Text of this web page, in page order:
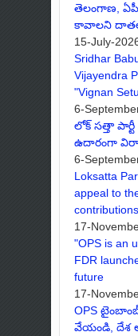
తెలంగాణ,
కావాలని
15-July-
Sridhar
Vijayendra
"Vignan
6-
లోక్ సత్తా
ఉదారంగా
6-
Loksatta
appeal to
contributions
17-
"OPS is an
FDR
future
17-
OPS
వేయండి, దేశ